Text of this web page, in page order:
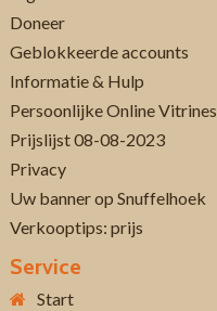
Doneer
Geblokkeerde accounts
Informatie & Hulp
Persoonlijke Online Vitrines
Prijslijst 08-08-2023
Privacy
Uw banner op Snuffelhoek
Verkooptips: prijs
Service
Start